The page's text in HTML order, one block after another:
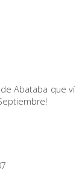
Abataba que ví